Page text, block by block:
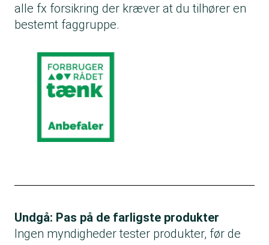
alle fx forsikring der kræver at du tilhører en
bestemt faggruppe.
Undgå: Pas på de farligste produkter
Ingen myndigheder tester produkter, før de